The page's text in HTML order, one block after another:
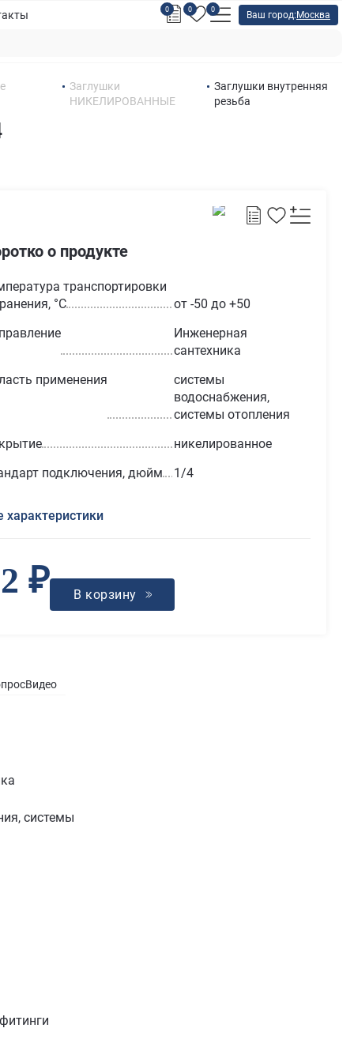
0 0 0
Ваш город: Москва
Заглушки
НИКЕЛИРОВАННЫЕ
Заглушки внутренняя
резьба
о продукте
транспортировки
°С
от -50 до +50
Инженерная
сантехника
применения
системы
водоснабжения,
системы отопления
никелированное
подключения, дюйм
1/4
характеристики
₽ В корзину
Видео
системы